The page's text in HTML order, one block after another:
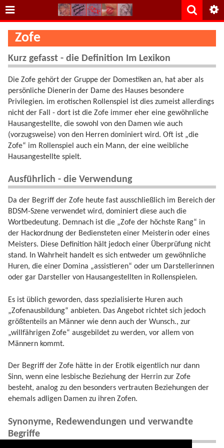
Zofe
Kurz gefasst - die Definition Im Lexikon
Die Zofe gehört der Gruppe der Domestiken an, hat aber als
persönliche Dienerin der Dame des Hauses besondere
Privilegien. im erotischen Rollenspiel ist dies zumeist allerdings
nicht der Fall - dort ist die Zofe immer eher eine gewöhnliche
Hausangestellte, die sowohl von den Damen wie auch
(vorzugsweise) von den Herren dominiert wird. Oft ist „die
Zofe“ im Rollenspiel auch ein Mann, der eine weibliche
Hausangestellte spielt.
Ausführlich - die Verwendung
Da der Begriff der Zofe heute fast ausschließlich im Bereich der
BDSM-Szene verwendet wird, dominiert diese auch die
Wortbedeutung. Demnach ist die „Zofe der höchste Rang“ in
der Hackordnung der Bediensteten einer Meisterin oder eines
Meisters. Diese Definition hält jedoch einer Überprüfung nicht
stand. In Wahrheit handelt es sich entweder um gewöhnliche
Huren, die einer Domina „assistieren“ oder um Darstellerinnen
oder gar Darsteller von Hausangestellten in Rollenspielen.
Es ist üblich geworden, dass spezialisierte Huren auch
„Zofenausbildung“ anbieten. Das Angebot richtet sich jedoch
größtenteils an Männer wie denn auch der Wunsch., zur
„willfährigen Zofe“ ausgebildet zu werden, vor allem von
Männern kommt.
Der Begriff der Zofe hätte in der Erotik eigentlich nur dann
Sinn, wenn eine lesbische Beziehung der Herrin zur Zofe
besteht, analog zu den besonders vertrauten Beziehungen der
ehemals adligen Damen zu ihren Zofen.
Synonyme, Redewendungen und verwandte
Begriffe